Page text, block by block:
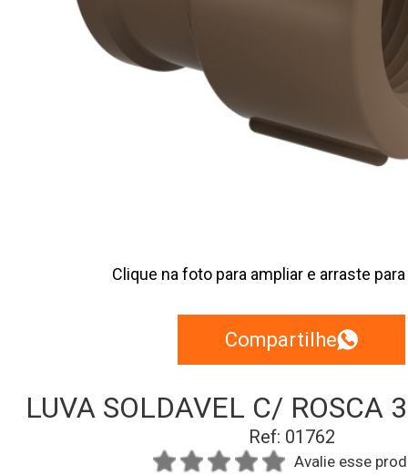
Clique na foto para ampliar e arraste
Compartilhe
LUVA SOLDAVEL C/ ROSCA
Ref: 01762
Avalie esse